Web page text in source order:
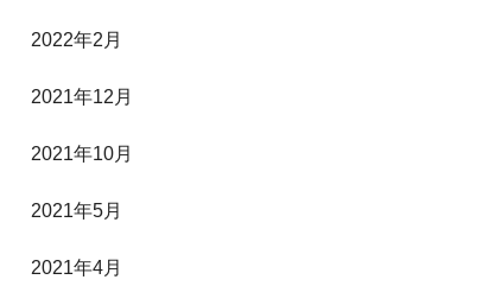
2022年2月
2021年12月
2021年10月
2021年5月
2021年4月